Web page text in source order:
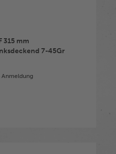
315 mm
7-45Gr
Anmeldung